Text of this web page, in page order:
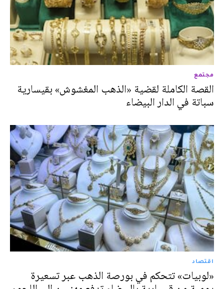
مجتمع
القصة الكاملة لقضية «الذهب المغشوش» بقيسارية
سباتة في الدار البيضاء
اقتصاد
«لوبيات» تتحكم في بورصة الذهب عبر تسعيرة